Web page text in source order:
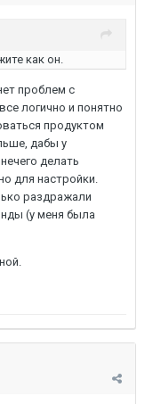
как он.
проблем с
логично и понятно
продуктом
дабы у
делать
для настройки.
раздражали
(у меня была